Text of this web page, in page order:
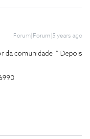
Forum|Forum|5 years ago
da comunidade “ Depois